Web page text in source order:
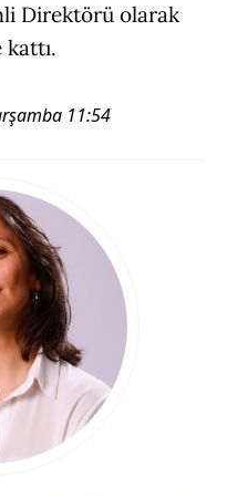
Direktörü olarak
11:54